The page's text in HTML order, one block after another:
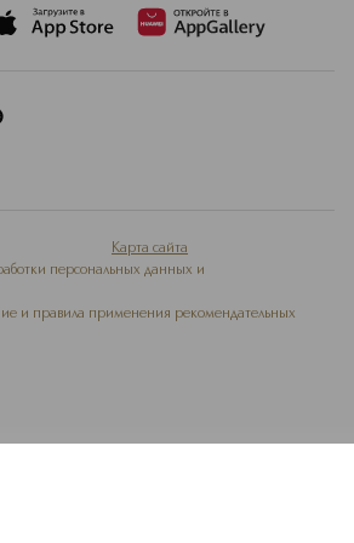
Карта сайта
персональных данных и
и правила применения рекомендательных